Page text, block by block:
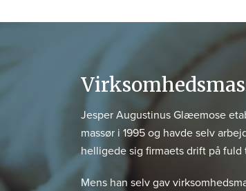
Jesper Augustinus Glæemose
massør i 1995 og havde selv
helligede sig firmaets drift på fuld
Mens han selv gav